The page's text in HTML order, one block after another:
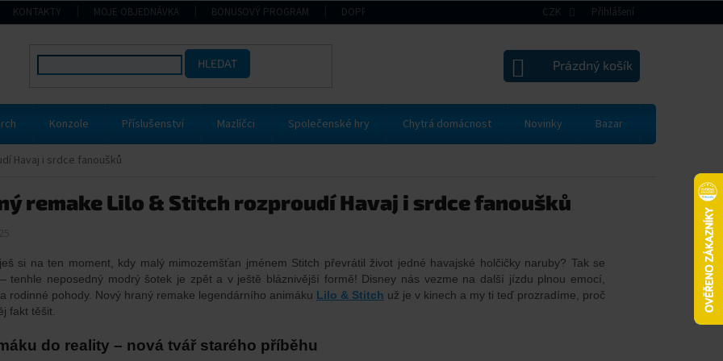
KONTAKTY MOJE OBJEDNÁVKA BONUSOVÝ PROGRAM DOPRAVA A PLATBA VRÁCENÍ ZBOŽÍ A REKLAMACE OBCHODNÍ
CZK Přihlášení
HLEDAT
NÁKUPNÍ
KOŠÍK
Prázdný košík
Konzole Příslušenství Mazlíčci Společenské hry Chytrá domácnost Novinky Bazar
Havaj i srdce fanoušků
remake Lilo & Stitch rozproudí Havaj i srdce fanoušků
si na ten moment, kdy malý mimozemšťan jménem Stitch převrátil život jedné havajské holčičky naruby? Tak se
tenhle neposedný modrý šotek je zpět a v ještě bláznivější formě! Disney nás vezme na další jízdu plnou emocí,
rodinné pohody. Nový hraný remake legendárního animáku Lilo & Stitch už je v kinech a my ti teď prozradíme, proč
fakt těšit.
do reality – nová tvář starého příběhu